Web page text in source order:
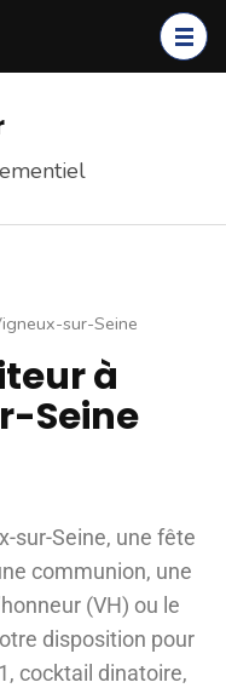
sur-Seine
à
Seine
sur-Seine, une fête
communion, une
(VH) ou le
disposition pour
cocktail dinatoire,